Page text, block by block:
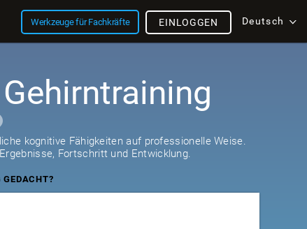
Werkzeuge für Fachkräfte Deutsch
EINLOGGEN
kognitive Fähigkeiten auf professionelle Weise.
Fortschritt und Entwicklung.